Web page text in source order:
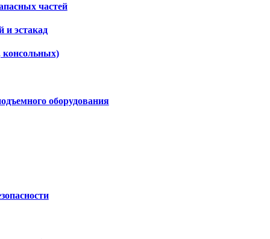
частей
и эстакад
консольных)
оборудования